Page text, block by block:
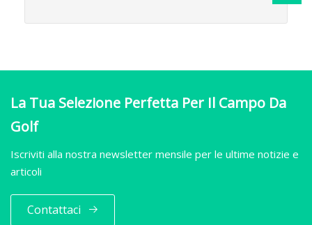
La Tua Selezione Perfetta Per Il Campo Da
Golf
Iscriviti alla nostra newsletter mensile per le ultime notizie e
articoli
Contattaci